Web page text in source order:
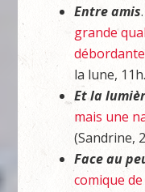
Entre amis.
grande
débordante
la lune, 11h.
Et la
mais une
(Sandrine,
Face au
comique